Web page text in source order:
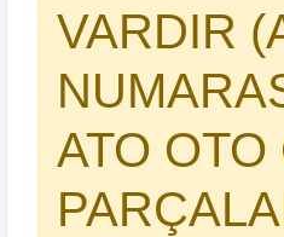
VARDIR
ATO